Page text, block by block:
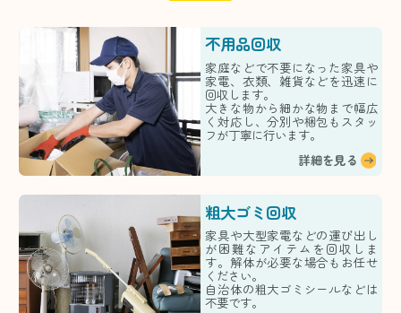
不用品回収
家庭などで不要になった家具や
家電、衣類、雑貨などを迅速に
回収します。
大きな物から細かな物まで幅広
く対応し、分別や梱包もスタッ
フが丁寧に行います。
詳細を見る
粗大ゴミ回収
家具や大型家電などの運び出し
が困難なアイテムを回収しま
す。解体が必要な場合もお任せ
ください。
自治体の粗大ゴミシールなどは
不要です。